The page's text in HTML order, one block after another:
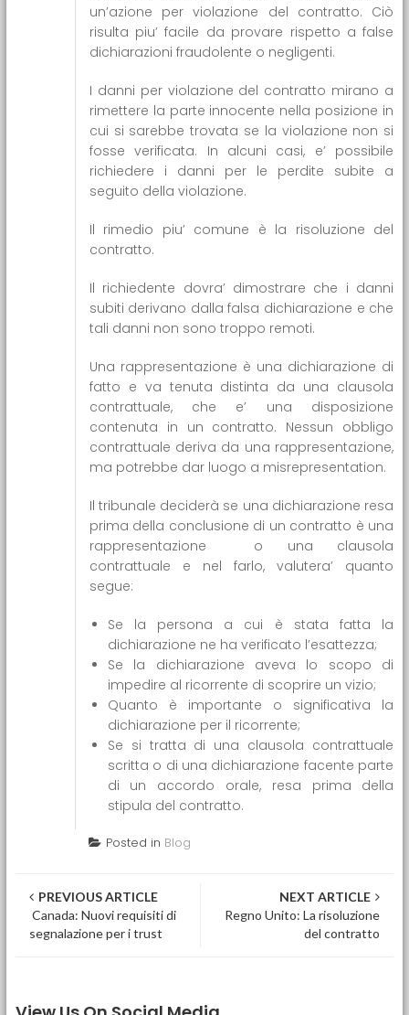
un’azione per violazione del contratto. Ciò
risulta piu’ facile da provare rispetto a false
dichiarazioni fraudolente o negligenti.
I danni per violazione del contratto mirano a
rimettere la parte innocente nella posizione in
cui si sarebbe trovata se la violazione non si
fosse verificata. In alcuni casi, e’ possibile
richiedere i danni per le perdite subite a
seguito della violazione.
Il rimedio piu’ comune è la risoluzione del
contratto.
Il richiedente dovra’ dimostrare che i danni
subiti derivano dalla falsa dichiarazione e che
tali danni non sono troppo remoti.
Una rappresentazione è una dichiarazione di
fatto e va tenuta distinta da una clausola
contrattuale, che e’ una disposizione
contenuta in un contratto. Nessun obbligo
contrattuale deriva da una rappresentazione,
ma potrebbe dar luogo a misrepresentation.
Il tribunale deciderà se una dichiarazione resa
prima della conclusione di un contratto è una
rappresentazione o una clausola
contrattuale e nel farlo, valutera’ quanto
segue:
Se la persona a cui è stata fatta la
dichiarazione ne ha verificato l’esattezza;
Se la dichiarazione aveva lo scopo di
impedire al ricorrente di scoprire un vizio;
Quanto è importante o significativa la
dichiarazione per il ricorrente;
Se si tratta di una clausola contrattuale
scritta o di una dichiarazione facente parte
di un accordo orale, resa prima della
stipula del contratto.
Posted in Blog
Post navigation
PREVIOUS ARTICLE
Canada: Nuovi requisiti di
segnalazione per i trust
NEXT ARTICLE
Regno Unito: La risoluzione
del contratto